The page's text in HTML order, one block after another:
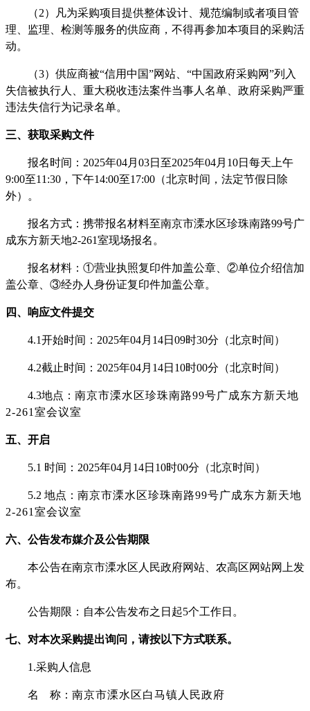
（2）凡为采购项目提供整体设计、规范编制或者项目管
理、监理、检测等服务的供应商，不得再参加本项目的采购活
动。
（3）供应商被“信用中国”网站、“中国政府采购网”列入
失信被执行人、重大税收违法案件当事人名单、政府采购严重
违法失信行为记录名单。
三、获取采购文件
报名时间： 2025年04月 03日至2025年04月 10日每天上午
9:00至11:30，下午14:00至17:00 （北京时间，法定节假日除
外）。
报名方式： 携带报名材料至南京市溧水区珍珠南路99号广
成东方新天地2-261室现场报名 。
报名材料： ①营业执照复印件加盖公章、②单位介绍信加
盖公章、③经办人身份证复印件加盖公章。
四、响应文件提交
4.1开始时间：2025年04月 14日 09时30分（北京时间）
4.2截止时间：2025年04月 14日 10时00分（北京时间）
4.3地点： 南京市溧水区珍珠南路99号广成东方新天地
2-261室会议室
五、开启
5.1 时间：2025年04月 14日 10时00分（北京时间）
5.2 地点： 南京市溧水区珍珠南路99号广成东方新天地
2-261室会议室
六、公告发布媒介及公告期限
本公告在南京市溧水区人民政府网站、农高区网站网上发
布。
公告期限 ： 自本公告发布之日起5个工作日。
七、对本次采购提出询问，请按以下方式联系。
1.采购人信息
名 称： 南京市溧水区白马镇人民政府